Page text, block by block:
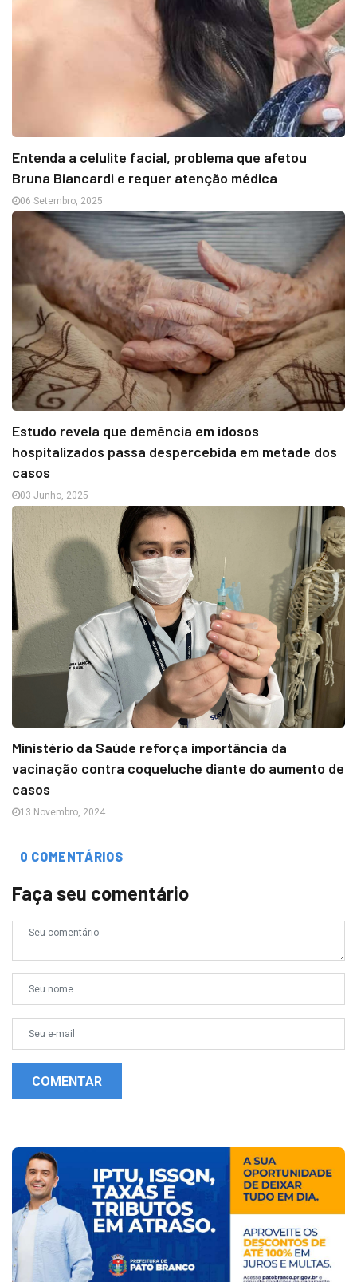
Entenda a celulite facial, problema que afetou
Bruna Biancardi e requer atenção médica
06 Setembro, 2025
Estudo revela que demência em idosos
hospitalizados passa despercebida em metade dos
casos
03 Junho, 2025
Ministério da Saúde reforça importância da
vacinação contra coqueluche diante do aumento de
casos
13 Novembro, 2024
0 COMENTÁRIOS
Faça seu comentário
COMENTAR